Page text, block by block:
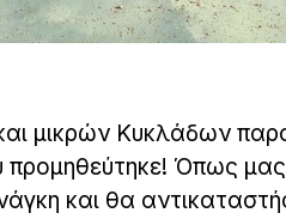
μικρών Κυκλάδων
Όπως
και θα